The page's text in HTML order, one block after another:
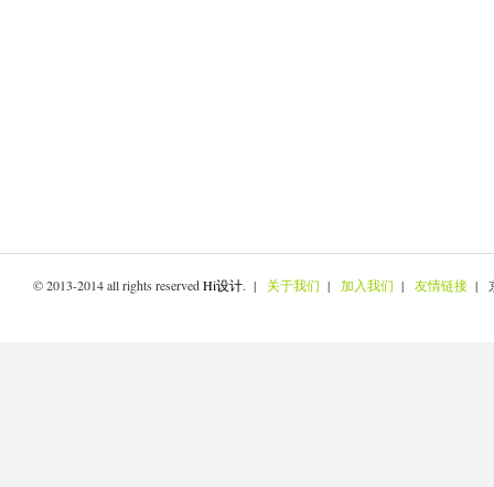
© 2013-2014 all rights reservedHi设计. | 关于我们 | 加入我们 | 友情链接 |